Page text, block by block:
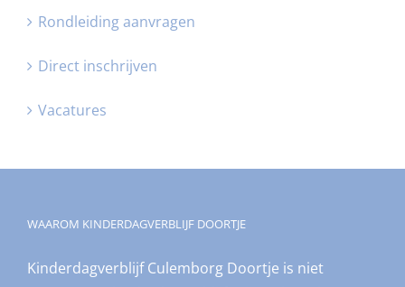
Rondleiding aanvragen
Direct inschrijven
Vacatures
WAAROM KINDERDAGVERBLIJF DOORTJE
Kinderdagverblijf Culemborg Doortje is niet